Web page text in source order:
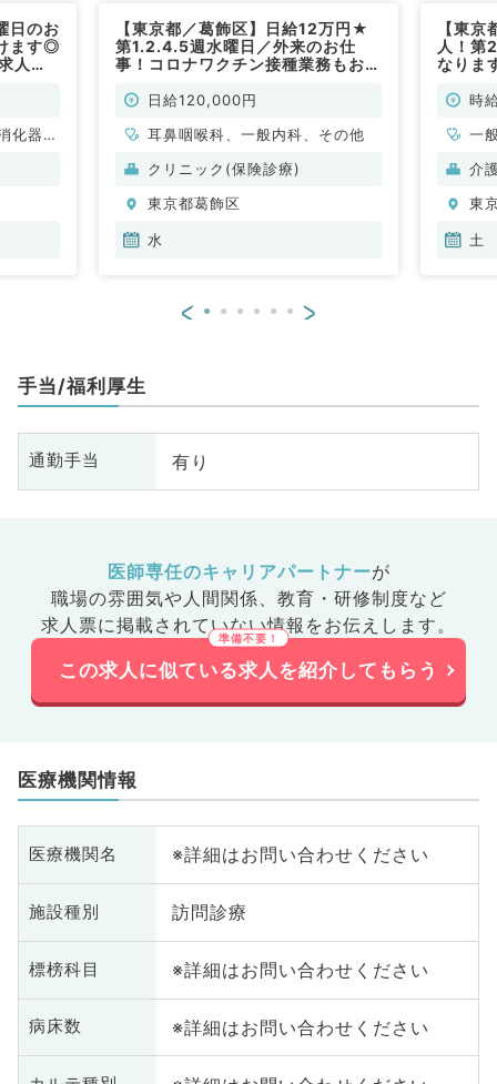
日のお
ます◎
人！
化器内
【東京都／葛飾区】日給12万円★
第1.2.4.5週水曜日／外来のお仕
事！コロナワクチン接種業務もお任
／非常勤）
日給120,000円
耳鼻咽喉科、一般内科、その他
クリニック(保険診療)
東京都葛飾区
水
【東
人！第
なりま
勤）時
一
介
東
土
< >
手当/福利厚生
通勤手当 有り
医師専任のキャリアパートナーが
職場の雰囲気や人間関係、 教育・研修制度など
求人票に掲載されていない情報をお伝えします。
この求人に似ている求人を紹介してもらう
医療機関情報
医療機関名 ※詳細はお問い合わせください
施設種別 訪問診療
標榜科目 ※詳細はお問い合わせください
病床数 ※詳細はお問い合わせください